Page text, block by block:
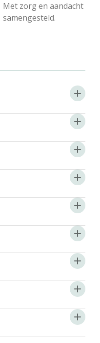
Met zorg en aandacht
samengesteld.